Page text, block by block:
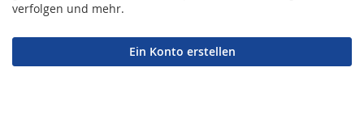
verfolgen und mehr.
Ein Konto erstellen